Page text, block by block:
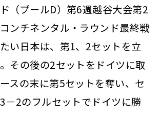
（プールD）第6週越谷大会第2
ンチネンタル・ラウンド最終戦
い日本は、第1、2セットを立
その後の2セットをドイツに取
スの末に第5セットを奪い、セ
－2のフルセットでドイツに勝